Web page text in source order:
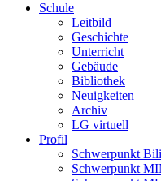
Schule
Leitbild
Geschichte
Unterricht
Gebäude
Bibliothek
Neuigkeiten
Archiv
LG virtuell
Profil
Schwerpunkt
Schwerpunkt